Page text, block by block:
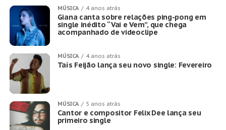
MÚSICA 4 anos atrás
Giana canta sobre relações ping-pong em
single inédito “Vai e Vem”, que chega
acompanhado de videoclipe
MÚSICA 4 anos atrás
Taís Feijão lança seu novo single: Fevereiro
MÚSICA 5 anos atrás
Cantor e compositor Felix Dee lança seu
primeiro single